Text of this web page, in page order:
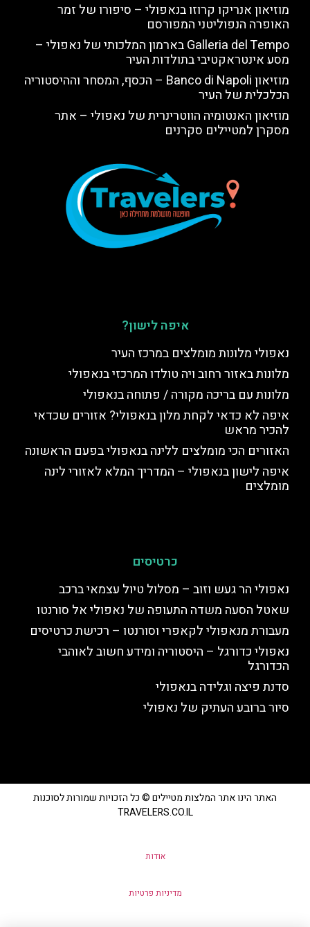
מוזיאון אנריקו קרוזו בנאפולי – סיפורו של זמר
האופרה הנפוליטני המפורסם
Galleria del Tempo בארמון המלכותי של נאפולי –
מסע אינטראקטיבי בתולדות העיר
מוזיאון Banco di Napoli – הכסף, המסחר וההיסטוריה
הכלכלית של העיר
מוזיאון האנטומיה הווטרינרית של נאפולי – אתר
מסקרן למטיילים סקרנים
איפה לישון?
נאפולי מלונות מומלצים במרכז העיר
מלונות באזור רחוב ויה טולדו המרכזי בנאפולי
מלונות עם בריכה מקורה / פתוחה בנאפולי
איפה לא כדאי לקחת מלון בנאפולי? אזורים שכדאי
להכיר מראש
האזורים הכי מומלצים ללינה בנאפולי בפעם הראשונה
איפה לישון בנאפולי – המדריך המלא לאזורי לינה
מומלצים
כרטיסים
נאפולי הר געש וזוב – מסלול טיול עצמאי ברכב
שאטל הסעה משדה התעופה של נאפולי אל סורנטו
מעבורת מנאפולי לקאפרי וסורנטו – רכישת כרטיסים
נאפולי כדורגל – היסטוריה ומידע חשוב לאוהבי
הכדורגל
סדנת פיצה וגלידה בנאפולי
סיור ברובע העתיק של נאפולי
האתר הינו אתר המלצות מטיילים © כל הזכויות שמורות לסוכנות
TRAVELERS.CO.IL
אודות
מדיניות פרטיות